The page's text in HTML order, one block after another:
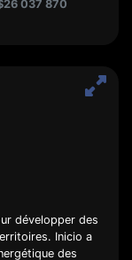
037 870
développer des
Inicio a
des